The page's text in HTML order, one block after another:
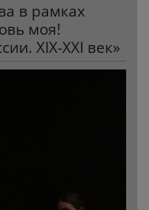
в рамках
моя!
XIX-XXI век»